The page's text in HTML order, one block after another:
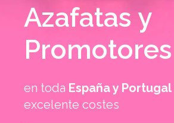
Azafatas y
Promotores
en toda España y Portugal
excelente costes